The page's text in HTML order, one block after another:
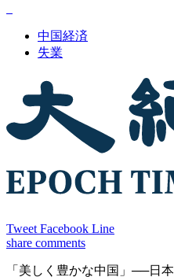
中国経済
失業
Tweet Facebook Line
share comments
「美しく豊かな中国」──日